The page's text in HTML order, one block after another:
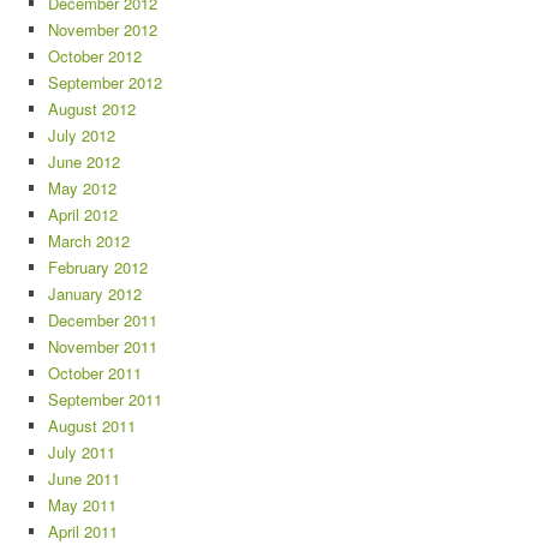
November 2012
October 2012
September 2012
August 2012
July 2012
June 2012
May 2012
April 2012
March 2012
February 2012
January 2012
December 2011
November 2011
October 2011
September 2011
August 2011
July 2011
June 2011
May 2011
April 2011